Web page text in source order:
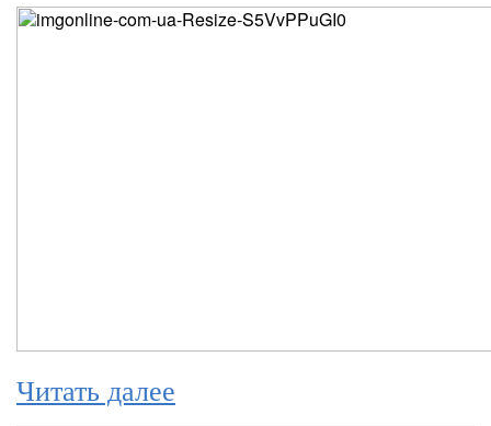
Читать далее